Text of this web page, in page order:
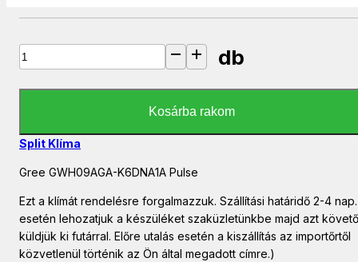
Split Klíma
Gree GWH09AGA-K6DNA1A Pulse
Ezt a klímát rendelésre forgalmazzuk. Szállítási határidő 2-4
esetén lehozatjuk a készüléket szaküzletünkbe majd azt
küldjük ki futárral. Előre utalás esetén a kiszállítás az importőrtől
közvetlenül történik az Ön által megadott címre.)
Gree GWH09AGA-K6DNA1A Pulse mennyiség
db
Kosárba rakom